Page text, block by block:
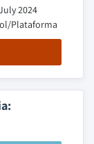
2024
Plataforma